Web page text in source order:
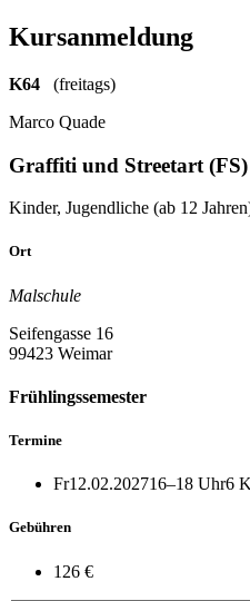
Kursanmeldung
K64
(freitags)
Marco Quade
Graffiti und Streetart (FS)
Kinder, Jugendliche (ab 12
Ort
Malschule
Seifengasse 16
99423 Weimar
Frühlingssemester
Termine
Fr12.02.202716–18 Uhr6
Gebühren
126 €